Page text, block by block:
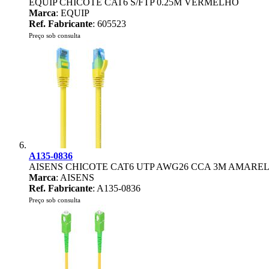
EQUIP CHICOTE CAT6 S/FTP 0.25M VERMELHO
Marca: EQUIP
Ref. Fabricante: 605523
Preço sob consulta
A135-0836
AISENS CHICOTE CAT6 UTP AWG26 CCA 3M
Marca: AISENS
Ref. Fabricante: A135-0836
Preço sob consulta